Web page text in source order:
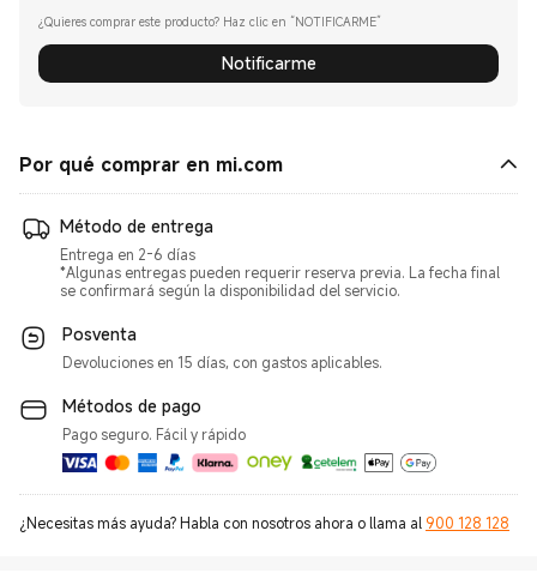
¿Quieres comprar este producto? Haz clic en “NOTIFICARME”
Notificarme
Por qué comprar en mi.com
Método de entrega
Entrega en 2-6 días
*Algunas entregas pueden requerir reserva previa. La fecha final
se confirmará según la disponibilidad del servicio.
Posventa
Devoluciones en 15 días, con gastos aplicables.
Métodos de pago
Pago seguro. Fácil y rápido
¿Necesitas más ayuda? Habla con nosotros ahora o llama al 900 128 128